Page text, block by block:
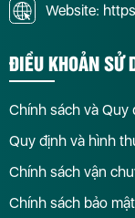
Website:
ĐIỀU KHOẢN SỬ
Chính sách và Quy
Quy định và hình
Chính sách vận
Chính sách bảo